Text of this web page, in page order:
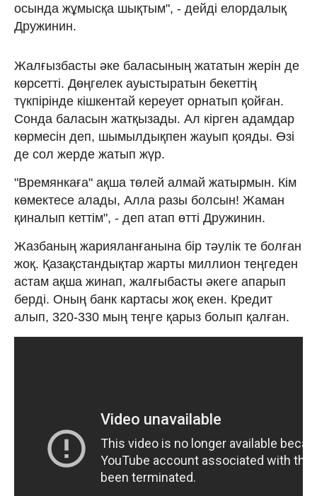
осында жұмысқа шықтым", - дейді елордалық
Дружинин.
Жалғызбасты әке баласының жататын жерін де
көрсетті. Дөңгелек ауыстыратын бекеттің
түкпірінде кішкентай кереует орнатып қойған.
Сонда баласын жатқызады. Ал кірген адамдар
көрмесін деп, шымылдықпен жауып қояды. Өзі
де сол жерде жатып жүр.
"Времянкаға" ақша төлей алмай жатырмын. Кім
көмектесе алады, Алла разы болсын! Жаман
қиналып кеттім", - деп атап өтті Дружинин.
Жазбаның жарияланғанына бір тәулік те болған
жоқ. Қазақстандықтар жарты миллион теңгеден
астам ақша жинап, жалғыбасты әкеге апарып
берді. Оның банк картасы жоқ екен. Кредит
алып, 320-330 мың теңге қарыз болып қалған.